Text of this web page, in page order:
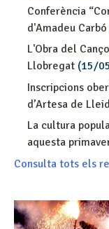
Conferència
d'Amadeu Carbó
L'Obra del
Llobregat (15/
Inscripcions
d’Artesa de
La cultura
aquesta
Consulta tots els